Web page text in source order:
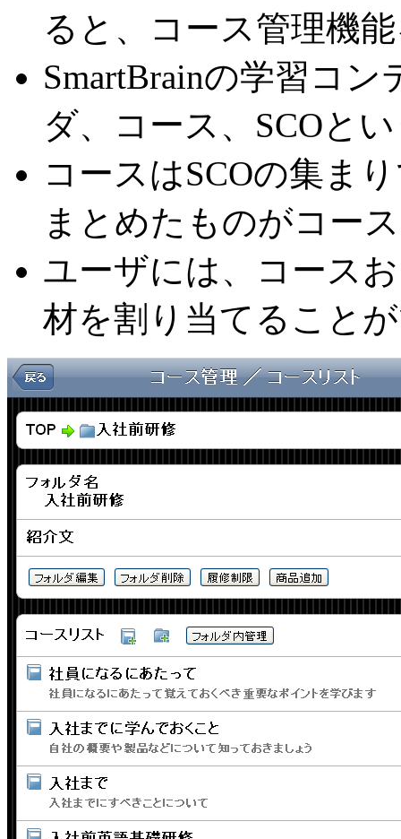
ると、コース管理機
SmartBrainの学習コ
ダ、コース、SCOと
コースはSCOの集ま
まとめたものがコー
ユーザには、コース
材を割り当てること